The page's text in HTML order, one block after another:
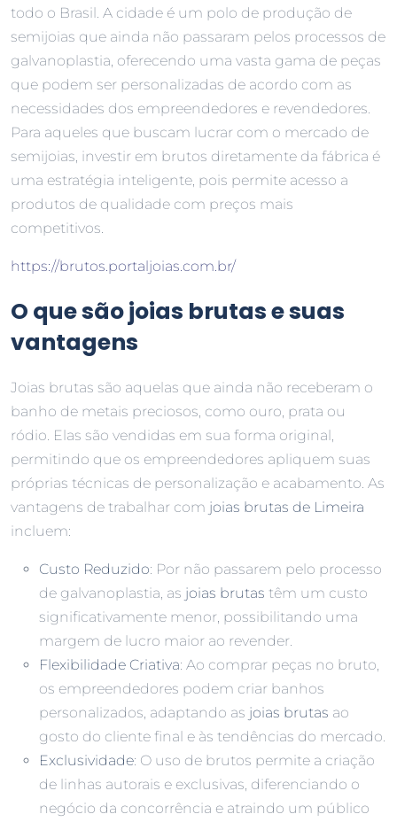
todo o Brasil. A cidade é um polo de produção de
semijoias que ainda não passaram pelos processos de
galvanoplastia, oferecendo uma vasta gama de peças
que podem ser personalizadas de acordo com as
necessidades dos empreendedores e revendedores.
Para aqueles que buscam lucrar com o mercado de
semijoias, investir em brutos diretamente da fábrica é
uma estratégia inteligente, pois permite acesso a
produtos de qualidade com preços mais
competitivos.
https://brutos.portaljoias.com.br/
O que são joias brutas e suas
vantagens
Joias brutas são aquelas que ainda não receberam o
banho de metais preciosos, como ouro, prata ou
ródio. Elas são vendidas em sua forma original,
permitindo que os empreendedores apliquem suas
próprias técnicas de personalização e acabamento. As
vantagens de trabalhar com joias brutas de Limeira
incluem:
Custo Reduzido: Por não passarem pelo processo
de galvanoplastia, as joias brutas têm um custo
significativamente menor, possibilitando uma
margem de lucro maior ao revender.
Flexibilidade Criativa: Ao comprar peças no bruto,
os empreendedores podem criar banhos
personalizados, adaptando as joias brutas ao
gosto do cliente final e às tendências do mercado.
Exclusividade: O uso de brutos permite a criação
de linhas autorais e exclusivas, diferenciando o
negócio da concorrência e atraindo um público